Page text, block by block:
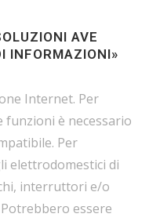
AVE
INFORMAZIONI»
Internet. Per
funzioni è necessario
Per
elettrodomestici di
interruttori e/o
essere